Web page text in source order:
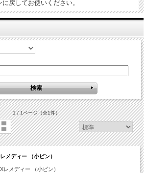
戻してお使いください。
1 / 1ページ（全1件）
メディー （小ビン）
レメディー （小ビン）